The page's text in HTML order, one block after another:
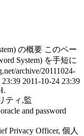
の概要 このペー
System) を手短に
archive/20111024-
23:39 2011-10-24 23:39
ティ,監
and password
Privacy Officer, 個人